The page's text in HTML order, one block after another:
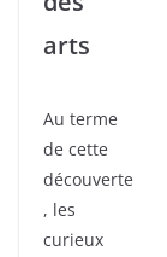
arts
Au terme
de cette
découverte
, les
curieux